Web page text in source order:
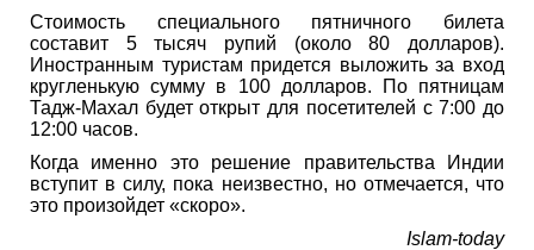
Стоимость специального пятничного билета
составит 5 тысяч рупий (около 80 долларов).
Иностранным туристам придется выложить за вход
кругленькую сумму в 100 долларов. По пятницам
Тадж-Махал будет открыт для посетителей с 7:00 до
12:00 часов.
Когда именно это решение правительства Индии
вступит в силу, пока неизвестно, но отмечается, что
это произойдет «скоро».
Islam-today